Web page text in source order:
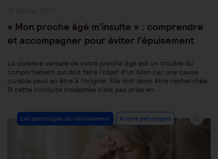
« Mon proche âgé m’insulte » : comprendre
et accompagner pour éviter l’épuisement
La violence verbale de votre proche âgé est un trouble du
comportement qui doit faire l’objet d’un bilan car une cause
curable peut en être à l’origine. Elle doit donc être recherchée.
Si cette conduite inadaptée n’est pas prise en…
Post
Category:
Les pathologies du vieillissement Autres pathologies